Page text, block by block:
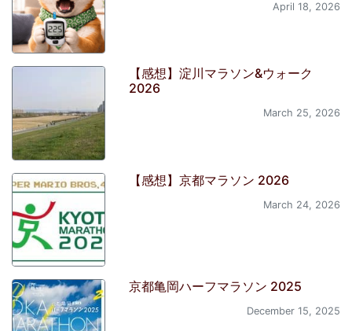
April 18, 2026
【感想】淀川マラソン&ウォーク
2026
March 25, 2026
【感想】京都マラソン 2026
March 24, 2026
京都亀岡ハーフマラソン 2025
December 15, 2025